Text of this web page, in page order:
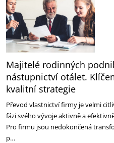
Majitelé rodinných
nástupnictví otálet.
kvalitní strategie
Převod vlastnictví firmy je velmi
fázi svého vývoje aktivně a
Pro firmu jsou nedokončená
p…